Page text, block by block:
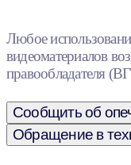
Любое
видеоматериалов
правообладателя
Сообщить об
Обращение в